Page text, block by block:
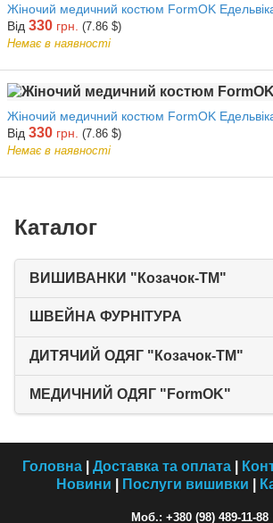
Жіночий медичний костюм FormOK
Від 330 грн. (7.86 $)
Немає в наявності
Жіночий медичний костюм FormOK
Від 330 грн. (7.86 $)
Немає в наявності
Каталог
ВИШИВАНКИ "Козачок-ТМ"
ШВЕЙНА ФУРНІТУРА
ДИТЯЧИЙ ОДЯГ "Козачок-ТМ"
МЕДИЧНИЙ ОДЯГ "FormOK"
Головна| Доставка та оплата|
Новини
Послуги вишивки
Моб.: +380 (98) 489-11-88